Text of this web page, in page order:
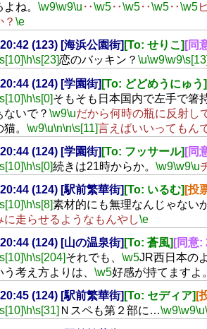
ね。 \w9\w9\u ‥\w5‥\w5‥\w5‥\w5
？ \e
(123) [海浜公園街] [To: せりこ] [同
\h\s[23]恋のバッキン？ \u\w9\w9\s[13]
(124) [学園街] [To: どどめうにゅう]
\h\s[0]そもそも日本国内で左手で箸
ないで？ \w9\uだから何時の瓶に反射し
。 \w9\u\n\n\s[11]言えばいいってもん
(124) [学園街] [To: フッサール] [同
\h\s[0]続きは21時からか。 \w9\w9\u
(124) [駅前繁華街] [To: いるむ] [投
\h\s[8]素材的にも無理なんじゃない
に走らせるようなもんやし\e
(124) [山の温泉街] [To: 蒼風] [同意:
\h\s[204]それでも、 \w5JR西日本の
う考え方よりは、 \w5好感が持てますよ。
(124) [駅前繁華街] [To: セディア] [
\h\s[31] Ｎスペも第２部に…\w9\w9\u